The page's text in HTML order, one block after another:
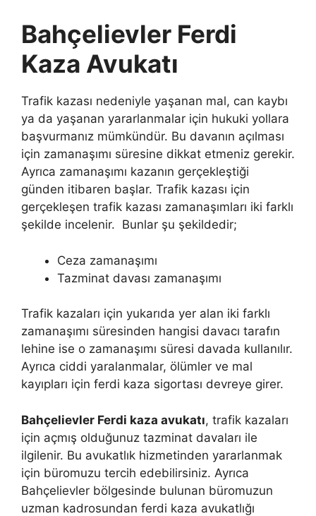
Bahçelievler Ferdi
Kaza Avukatı
Trafik kazası nedeniyle yaşanan mal, can kaybı
ya da yaşanan yararlanmalar için hukuki yollara
başvurmanız mümkündür. Bu davanın açılması
için zamanaşımı süresine dikkat etmeniz gerekir.
Ayrıca zamanaşımı kazanın gerçekleştiği
günden itibaren başlar. Trafik kazası için
gerçekleşen trafik kazası zamanaşımları iki farklı
şekilde incelenir. Bunlar şu şekildedir;
Ceza zamanaşımı
Tazminat davası zamanaşımı
Trafik kazaları için yukarıda yer alan iki farklı
zamanaşımı süresinden hangisi davacı tarafın
lehine ise o zamanaşımı süresi davada kullanılır.
Ayrıca ciddi yaralanmalar, ölümler ve mal
kayıpları için ferdi kaza sigortası devreye girer.
Bahçelievler Ferdi kaza avukatı, trafik kazaları
için açmış olduğunuz tazminat davaları ile
ilgilenir. Bu avukatlık hizmetinden yararlanmak
için büromuzu tercih edebilirsiniz. Ayrıca
Bahçelievler bölgesinde bulunan büromuzun
uzman kadrosundan ferdi kaza avukatlığı